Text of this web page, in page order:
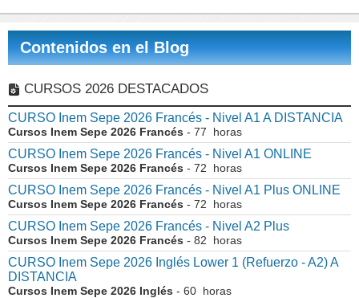
Contenidos en el Blog
CURSOS 2026 DESTACADOS
CURSO Inem Sepe 2026 Francés - Nivel A1 A DISTANCIA
Cursos Inem Sepe 2026 Francés - 77 horas
CURSO Inem Sepe 2026 Francés - Nivel A1 ONLINE
Cursos Inem Sepe 2026 Francés - 72 horas
CURSO Inem Sepe 2026 Francés - Nivel A1 Plus ONLINE
Cursos Inem Sepe 2026 Francés - 72 horas
CURSO Inem Sepe 2026 Francés - Nivel A2 Plus
Cursos Inem Sepe 2026 Francés - 82 horas
CURSO Inem Sepe 2026 Inglés Lower 1 (Refuerzo - A2) A
DISTANCIA
Cursos Inem Sepe 2026 Inglés - 60 horas